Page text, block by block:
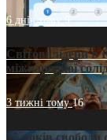
6 днів тому9
Світові лідери в
міжнародної
3 тижні тому16
35 років свободи